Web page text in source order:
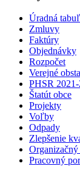
Úradná
Zmluvy
Faktúry
Objednávky
Rozpočet
Verejné
PHSR
Štatút obce
Projekty
Voľby
Odpady
Zlepšenie
Pracovný